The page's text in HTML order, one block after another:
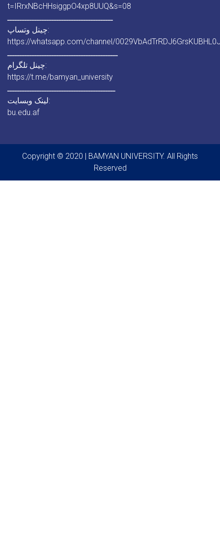
t=IRrxNBcHHsiggpO4xp8UUQ&s=08
ـــــــــــــــــــــــــــــــــــــــــــ
چینل وتساپ:
https://whatsapp.com/channel/
ـــــــــــــــــــــــــــــــــــــــــــــ
چینل تلگرام:
https://t.me/bamyan_university
ــــــــــــــــــــــــــــــــــــــــــــ
لینک وبسایت:
bu.edu.af
Copyright © 2020 | BAMYAN UNIVERSITY. All Rights
Reserved